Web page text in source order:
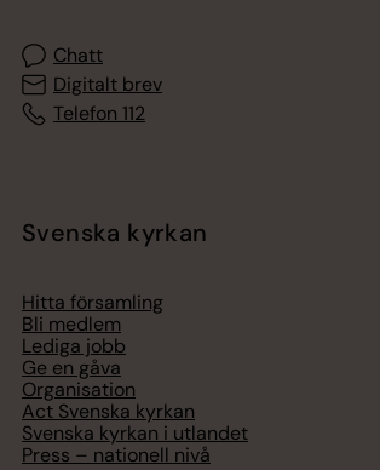
Chatt
Digitalt brev
Telefon 112
Svenska kyrkan
Hitta församling
Bli medlem
Lediga jobb
Ge en gåva
Organisation
Act Svenska kyrkan
Svenska kyrkan i utlandet
Press – nationell nivå